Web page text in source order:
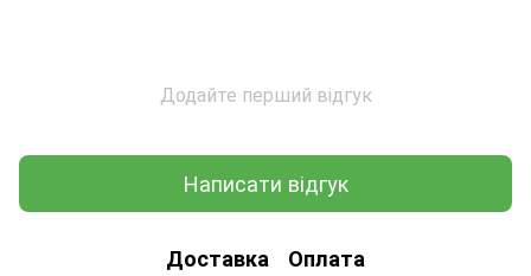
Додайте перший відгук
Написати відгук
Доставка Оплата